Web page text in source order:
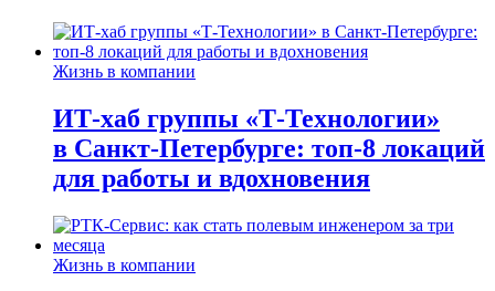
Жизнь в компании
ИТ-хаб группы «Т-Технологии»
в Санкт-Петербурге: топ-8 локаций
для работы и вдохновения
Жизнь в компании